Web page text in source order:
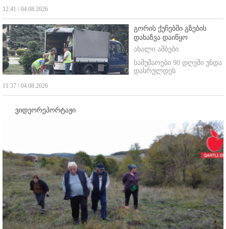
12:41 / 04.08.2026
გორის ქუჩებში გზების
დახაზვა დაიწყო
ახალი ამბები
სამუშაოები 90 დღეში უნდა
დასრულდეს
11:37 / 04.08.2026
ვიდეორეპორტაჟი